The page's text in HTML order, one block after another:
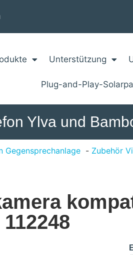
Unterstützung
Plug-and-Play-
Ylva und
Gegensprechanlage Zubehör